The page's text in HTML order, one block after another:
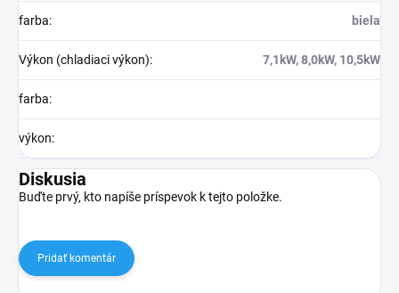
farba: biela
Výkon (chladiaci výkon): 7,1kW, 8,0kW, 10,5kW
farba:
výkon:
Diskusia
Buďte prvý, kto napíše príspevok k tejto položke.
Pridať komentár